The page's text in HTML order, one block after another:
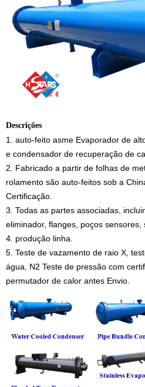
Descrições
1. auto-feito asme Evaporador de
e condensador de recuperação de
2. Fabricado a partir de folhas de
rolamento são auto-feitos sob a
Certificação.
3. Todas as partes associadas,
eliminador, flanges, poços
4. produção linha.
5. Teste de vazamento de raio X,
água, N2 Teste de pressão com
permutador de calor antes Envio.